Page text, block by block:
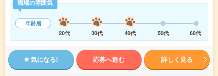
職場の雰囲気
年齢層
20代
30代 40代 50代 60代
気になる! 応募へ進む 詳しく見る